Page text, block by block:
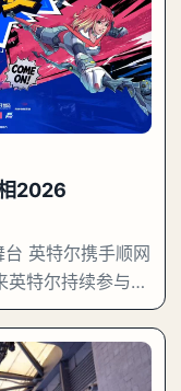
2026
网
特尔持续参与并
合作与生态伙伴
与交流的平台